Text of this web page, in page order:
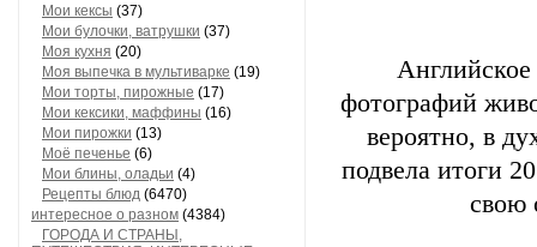
Мои кексы (37)
Мои булочки, ватрушки (37)
Моя кухня (20)
Моя выпечка в мультиварке (19)
Мои торты, пирожные (17)
Мои кексики, маффины (16)
Мои пирожки (13)
Моё печенье (6)
Мои блины, оладьи (4)
Рецепты блюд (6470)
интересное о разном (4384)
ГОРОДА И СТРАНЫ,
фотографий
вероятно, в
подвела итоги
свою